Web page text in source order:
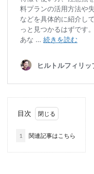
目次
1 関連記事はこちら